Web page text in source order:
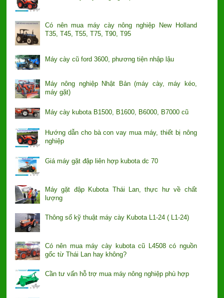
Có nên mua máy cày nông nghiệp New Holland
T35, T45, T55, T75, T90, T95
Máy cày cũ ford 3600, phương tiện nhập lậu
Máy nông nghiệp Nhật Bản (máy cày, máy kéo,
máy gặt)
Máy cày kubota B1500, B1600, B6000, B7000 cũ
Hướng dẫn cho bà con vay mua máy, thiết bị nông
nghiệp
Giá máy gặt đập liên hợp kubota dc 70
Máy gặt đập Kubota Thái Lan, thực hư về chất
lượng
Thông số kỹ thuật máy cày Kubota L1-24 ( L1-24)
Có nên mua máy cày kubota cũ L4508 có nguồn
gốc từ Thái Lan hay không?
Cần tư vấn hỗ trợ mua máy nông nghiệp phù hợp